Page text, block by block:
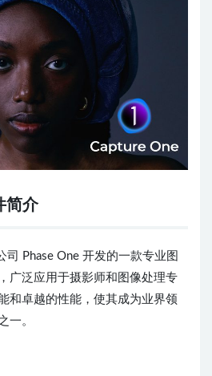
简介
司 Phase One 开发的一款专业图
广泛应用于摄影师和图像处理专
和卓越的性能，使其成为业界领
一。